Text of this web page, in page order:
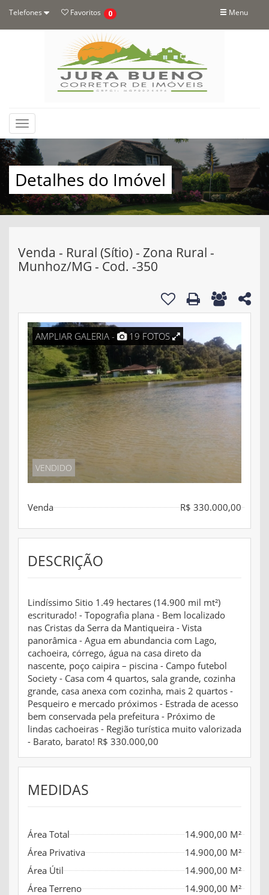
Telefones Favoritos 0 Menu
Toggle
navigation
Detalhes do Imóvel
Venda - Rural (Sítio) - Zona Rural -
Munhoz/MG - Cod. -350
AMPLIAR GALERIA - 19 FOTOS
VENDIDO
Venda R$ 330.000,00
DESCRIÇÃO
Lindíssimo Sitio 1.49 hectares (14.900 mil mt²)
escriturado! - Topografia plana - Bem localizado
nas Cristas da Serra da Mantiqueira - Vista
panorâmica - Agua em abundancia com Lago,
cachoeira, córrego, água na casa direto da
nascente, poço caipira – piscina - Campo futebol
Society - Casa com 4 quartos, sala grande, cozinha
grande, casa anexa com cozinha, mais 2 quartos -
Pesqueiro e mercado próximos - Estrada de acesso
bem conservada pela prefeitura - Próximo de
lindas cachoeiras - Região turística muito valorizada
- Barato, barato! R$ 330.000,00
MEDIDAS
Área Total
14.900,00 M²
Área Privativa
14.900,00 M²
Área Útil
14.900,00 M²
Área Terreno
14.900,00 M²